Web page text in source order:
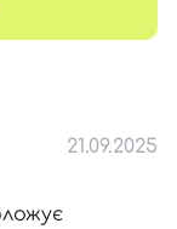
21.09.2025